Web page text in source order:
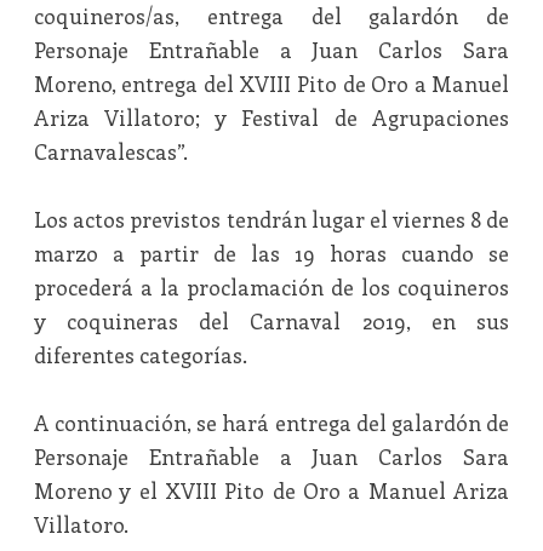
coquineros/as, entrega del galardón de
Personaje Entrañable a Juan Carlos Sara
Moreno, entrega del XVIII Pito de Oro a Manuel
Ariza Villatoro; y Festival de Agrupaciones
Carnavalescas”.
Los actos previstos tendrán lugar el viernes 8 de
marzo a partir de las 19 horas cuando se
procederá a la proclamación de los coquineros
y coquineras del Carnaval 2019, en sus
diferentes categorías.
A continuación, se hará entrega del galardón de
Personaje Entrañable a Juan Carlos Sara
Moreno y el XVIII Pito de Oro a Manuel Ariza
Villatoro.